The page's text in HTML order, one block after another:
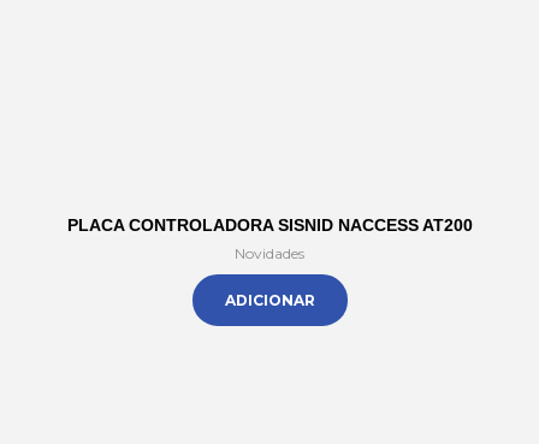
PLACA CONTROLADORA SISNID NACCESS AT200
Novidades
ADICIONAR